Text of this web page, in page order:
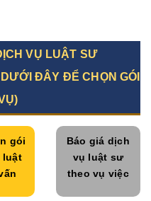
VỤ LUẬT SƯ
ĐÂY ĐỂ CHỌN GÓI
gói
luật
Báo giá dịch
vụ luật sư
theo vụ việc